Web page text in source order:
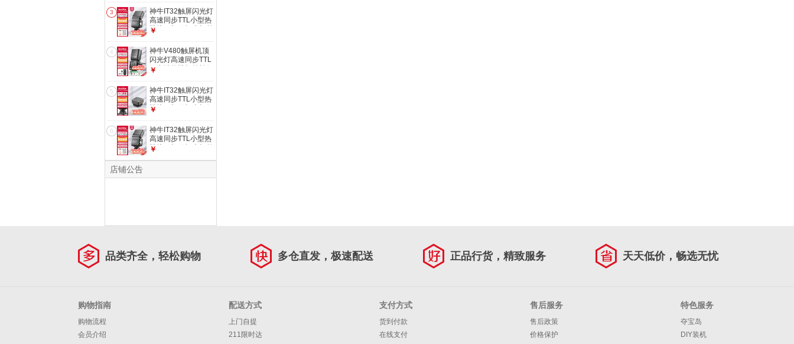
C100相机+TF卡
32G
3
神牛IT32触屏闪光灯
高速同步TTL小型热
靴接口机顶闪光灯外
【IT32+磁吸引闪器
X5】索尼版
￥
4
神牛V480触屏机顶
闪光灯高速同步TTL
锂电池热靴灯外拍便
尼版】
￥
5
神牛IT32触屏闪光灯
高速同步TTL小型热
靴接口机顶闪光灯便
件【磁吸引闪器X5
S】
￥
6
神牛IT32触屏闪光灯
高速同步TTL小型热
靴接口机顶闪光灯外
￥
店铺公告
品类齐全，轻松购物 多仓直发，极速配送 正品行货，精致服务 天天低价，畅选无忧
购物指南
购物流程
会员介绍
配送方式
上门自提
211限时达
支付方式
货到付款
在线支付
售后服务
售后政策
价格保护
特色服务
夺宝岛
DIY装机